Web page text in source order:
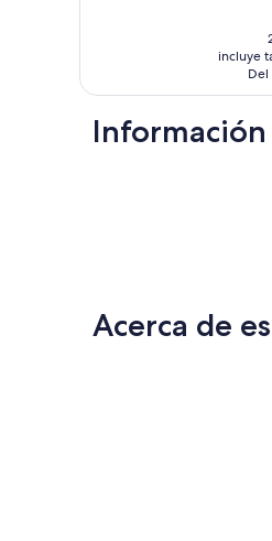
incluye
Del
Información
Acerca de